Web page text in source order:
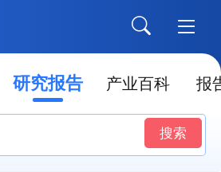
研究报告 产业百科 报
搜索